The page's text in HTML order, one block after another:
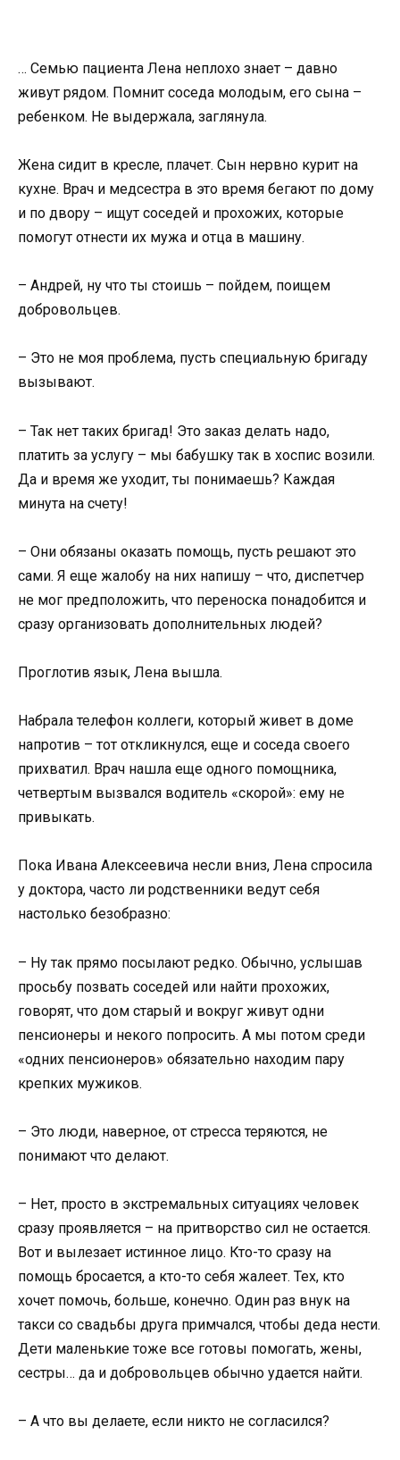
… Семью пациента Лена неплохо знает – давно
живут рядом. Помнит соседа молодым, его сына –
ребенком. Не выдержала, заглянула.
Жена сидит в кресле, плачет. Сын нервно курит на
кухне. Врач и медсестра в это время бегают по дому
и по двору – ищут соседей и прохожих, которые
помогут отнести их мужа и отца в машину.
– Андрей, ну что ты стоишь – пойдем, поищем
добровольцев.
– Это не моя проблема, пусть специальную бригаду
вызывают.
– Так нет таких бригад! Это заказ делать надо,
платить за услугу – мы бабушку так в хоспис возили.
Да и время же уходит, ты понимаешь? Каждая
минута на счету!
– Они обязаны оказать помощь, пусть решают это
сами. Я еще жалобу на них напишу – что, диспетчер
не мог предположить, что переноска понадобится и
сразу организовать дополнительных людей?
Проглотив язык, Лена вышла.
Набрала телефон коллеги, который живет в доме
напротив – тот откликнулся, еще и соседа своего
прихватил. Врач нашла еще одного помощника,
четвертым вызвался водитель «скорой»: ему не
привыкать.
Пока Ивана Алексеевича несли вниз, Лена спросила
у доктора, часто ли родственники ведут себя
настолько безобразно:
– Ну так прямо посылают редко. Обычно, услышав
просьбу позвать соседей или найти прохожих,
говорят, что дом старый и вокруг живут одни
пенсионеры и некого попросить. А мы потом среди
«одних пенсионеров» обязательно находим пару
крепких мужиков.
– Это люди, наверное, от стресса теряются, не
понимают что делают.
– Нет, просто в экстремальных ситуациях человек
сразу проявляется – на притворство сил не остается.
Вот и вылезает истинное лицо. Кто-то сразу на
помощь бросается, а кто-то себя жалеет. Тех, кто
хочет помочь, больше, конечно. Один раз внук на
такси со свадьбы друга примчался, чтобы деда нести.
Дети маленькие тоже все готовы помогать, жены,
сестры… да и добровольцев обычно удается найти.
– А что вы делаете, если никто не согласился?